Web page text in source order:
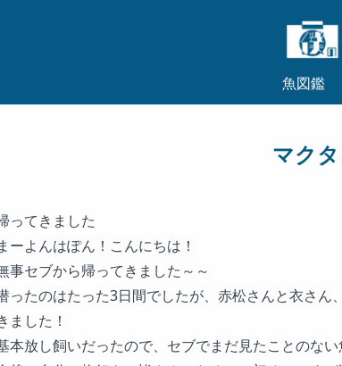
魚図鑑
マクタ
ってきました
ーよんはぽん！こんにちは！
事セブから帰ってきました～～
ったのはたった3日間でしたが、赤松さんと衣さ
ました！
本放し飼いだったので、セブでまだ見たことのな